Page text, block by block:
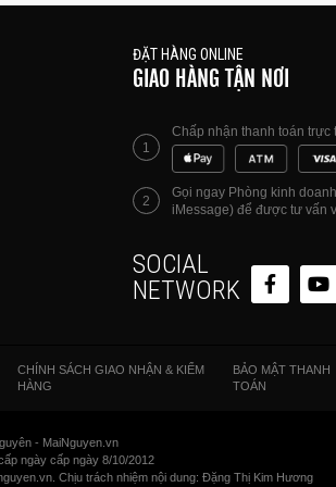
ĐẶT HÀNG ONLINE
GIAO HÀNG TẬN NƠI
1
Chấp nhận thanh toán trực
2
Gọi ngay Phòng kinh
iMessage) để được tư vấn
SOCIAL
NETWORK
CHÍNH SÁCH GIAO NHẬN & KIỂM
HÀNG
BẢO MẬT THANH
TOÁN
- MaiNguyen.vn
ngày cấp ngày 8/10/2012
Chịu trách nhiệm nội dung: Đặng Thị Kim Hương